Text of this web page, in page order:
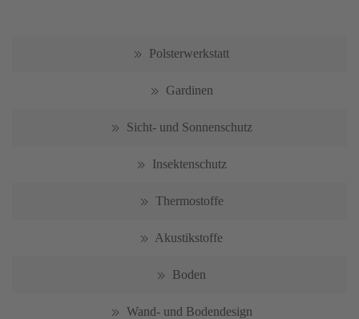
Polsterwerkstatt
Gardinen
Sicht- und Sonnenschutz
Insektenschutz
Thermostoffe
Akustikstoffe
Boden
Wand- und Bodendesign